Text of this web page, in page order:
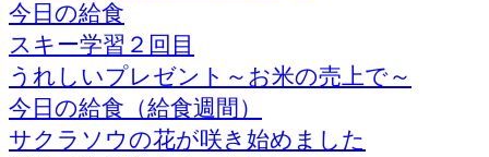
今日の給食
スキー学習２回目
うれしいプレゼント～お米の売上で～
今日の給食（給食週間）
サクラソウの花が咲き始めました